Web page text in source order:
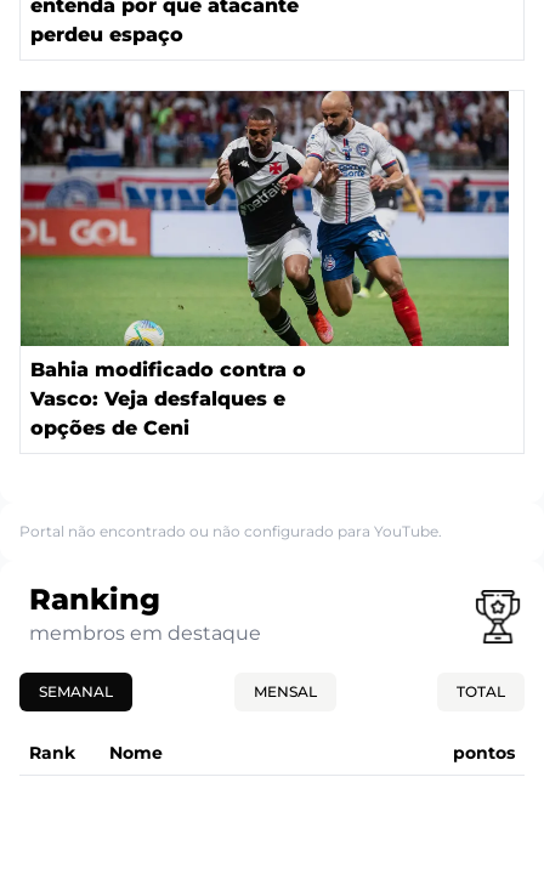
entenda por que atacante
perdeu espaço
Bahia modificado contra o
Vasco: Veja desfalques e
opções de Ceni
Portal não encontrado ou não configurado para YouTube.
Ranking
membros em destaque
SEMANAL MENSAL TOTAL
Rank Nome pontos